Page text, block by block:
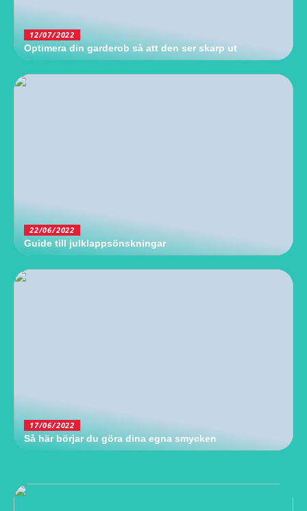
12/07/2022
Optimera din garderob så att den ser skarp ut
22/06/2022
Guide till julklappsönskningar
17/06/2022
Så här börjar du göra dina egna smycken